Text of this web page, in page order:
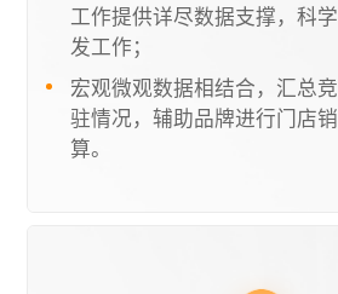
工作提供详尽数据支撑，科
发工作；
宏观微观数据相结合，汇总
驻情况，辅助品牌进行门店
算。